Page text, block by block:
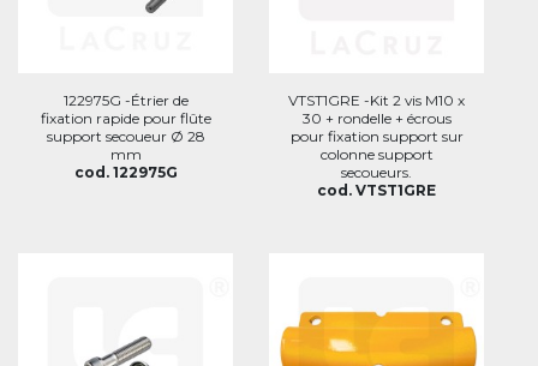
122975G -Étrier de
fixation rapide pour flûte
support secoueur Ø 28
mm
cod. 122975G
VTST1GRE -Kit 2 vis M10 x
30 + rondelle + écrous
pour fixation support sur
colonne support
secoueurs.
cod. VTST1GRE